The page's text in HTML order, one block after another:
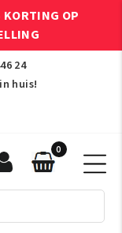
KORTING OP
24
huis!
0